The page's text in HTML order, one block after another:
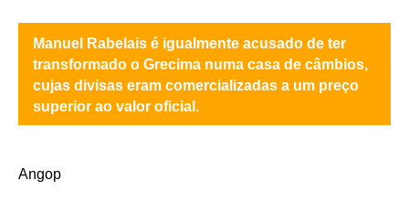
Manuel Rabelais é igualmente acusado de ter
transformado o Grecima numa casa de câmbios,
cujas divisas eram comercializadas a um preço
superior ao valor oficial.
Angop